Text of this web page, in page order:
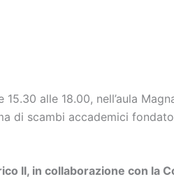
alle 18.00, nell’aula
di scambi accademici
II, in collaborazione con la